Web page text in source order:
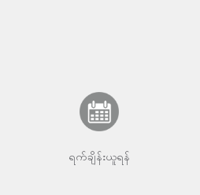
ရက်ချိန်းယူရန်